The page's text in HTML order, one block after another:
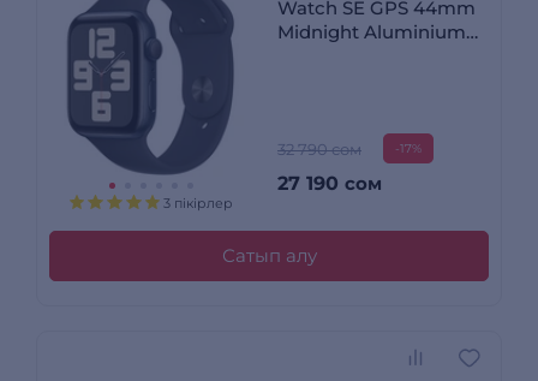
3 пікірлер
Watch SE GPS 44mm
Midnight Aluminium
32 790 сом -17%
27 190 сом
Сатып алу